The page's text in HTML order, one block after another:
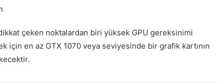
çeken noktalardan biri yüksek GPU gereksinimi
için en az GTX 1070 veya seviyesinde bir grafik kartının
Antarctica 88 Hakkında ve Sistem